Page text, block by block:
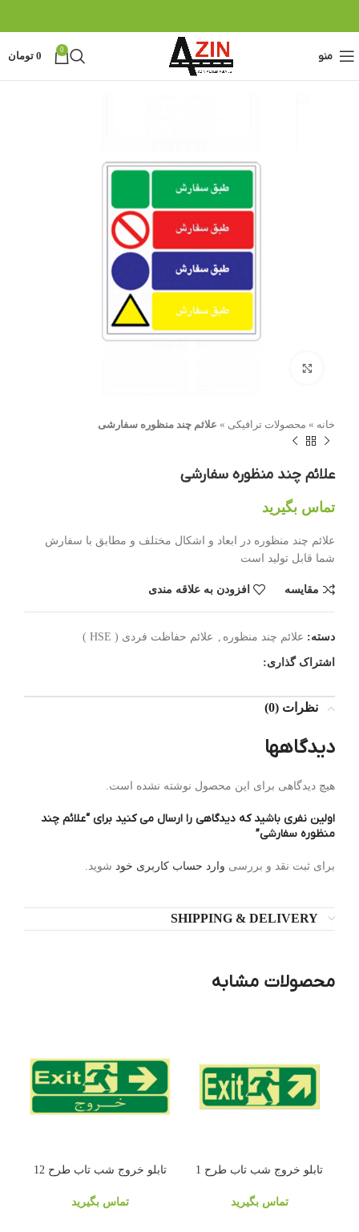
منو 0
0 تومان
خانه » محصولات ترافیکی » علائم چند منظوره سفارشی
علائم چند منظوره سفارشی
تماس بگیرید
علائم چند منظوره در ابعاد و اشکال مختلف و مطابق با سفارش
شما قابل تولید است
مقایسه افزودن به علاقه مندی
دسته: علائم چند منظوره , علائم حفاظت فردی ( HSE )
اشتراک گذاری:
نظرات (0)
دیدگاهها
هیچ دیدگاهی برای این محصول نوشته نشده است.
اولین نفری باشید که دیدگاهی را ارسال می کنید برای “علائم چند
منظوره سفارشی”
برای ثبت نقد و بررسی وارد حساب کاربری خود شوید.
SHIPPING & DELIVERY
محصولات مشابه
تابلو خروج شب تاب طرح 1
تماس بگیرید
تابلو خروج شب تاب طرح 12
تماس بگیرید